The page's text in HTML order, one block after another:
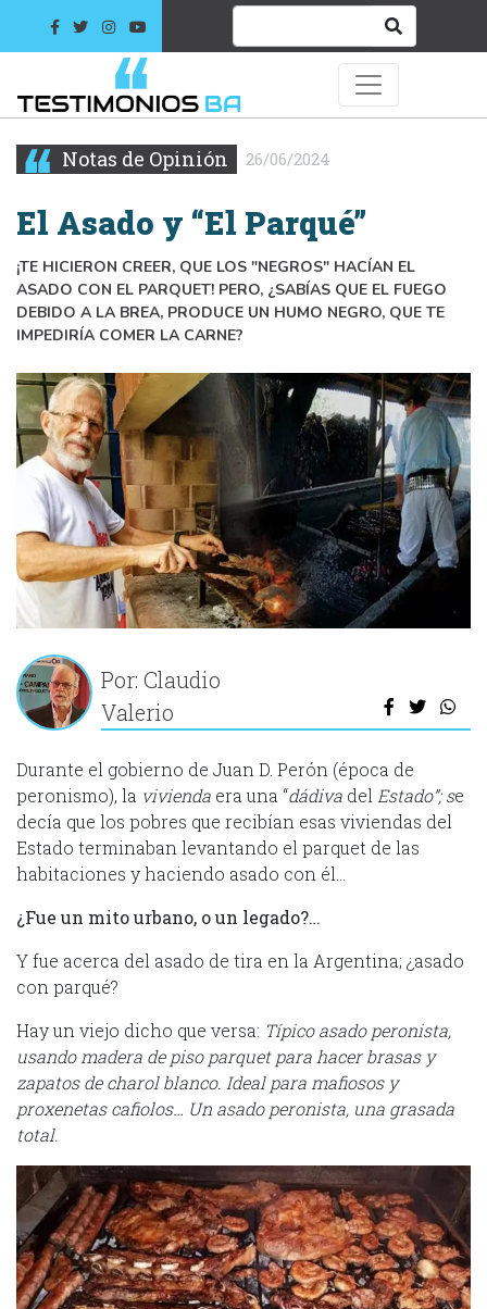
Notas de Opinión 26/06/2024
El Asado y “El Parqué”
¡TE HICIERON CREER, QUE LOS "NEGROS" HACÍAN EL
ASADO CON EL PARQUET! PERO, ¿SABÍAS QUE EL FUEGO
DEBIDO A LA BREA, PRODUCE UN HUMO NEGRO, QUE TE
IMPEDIRÍA COMER LA CARNE?
Por: Claudio
Valerio
Durante el gobierno de Juan D. Perón (época de
peronismo), la vivienda era una “dádiva del Estado”; se
decía que los pobres que recibían esas viviendas del
Estado terminaban levantando el parquet de las
habitaciones y haciendo asado con él…
¿Fue un mito urbano, o un legado?…
Y fue acerca del asado de tira en la Argentina; ¿asado
con parqué?
Hay un viejo dicho que versa: Típico asado peronista,
usando madera de piso parquet para hacer brasas y
zapatos de charol blanco. Ideal para mafiosos y
proxenetas cafiolos… Un asado peronista, una grasada
total.